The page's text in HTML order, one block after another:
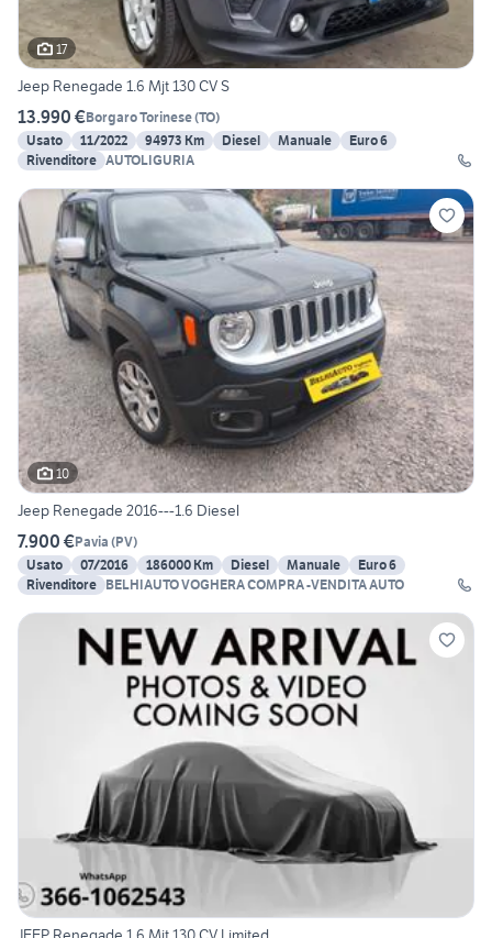
17
Jeep Renegade 1.6 Mjt 130 CV S
13.990 €Borgaro Torinese(TO)
Usato
11/2022 94973 Km Diesel Manuale
Euro 6
Rivenditore AUTOLIGURIA
10
Jeep Renegade 2016---1.6 Diesel
7.900 €Pavia (PV)
Usato
07/2016 186000 Km Diesel Manuale
Euro 6
Rivenditore BELHIAUTO VOGHERA COMPRA -VENDITA AUTO